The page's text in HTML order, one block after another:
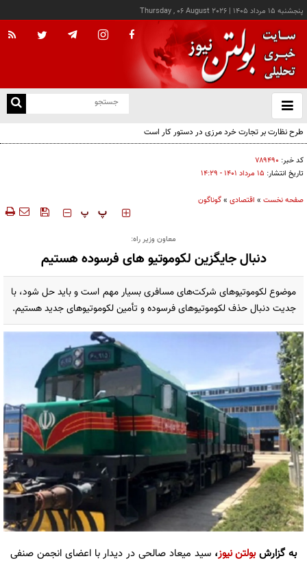
پنجشنبه ۱۵ مرداد ۱۴۰۵ |
Thursday , 06 August 2026
باز
و
کد خبر: ۷۸۹۴۹۰
تاریخ انتشار: ۱۵ مرداد ۱۴۰۱ - ۱۴:۲۹
صفحه نخست » اقتصادی »گوناگون
‍‍‍ پ پ
معاون وزیر راه:
دنبال جایگزین لکوموتیو های فرسوده هستیم
موضوع لکوموتیوهای شرکت‌های مسافری بسیار مهم است و باید حل شود، با
جدیت دنبال حذف لکوموتیوهای فرسوده و تأمین لکوموتیوهای جدید هستیم.
به گزارشبولتن نیوز، سید میعاد صالحی در دیدار با اعضای انجمن صنفی